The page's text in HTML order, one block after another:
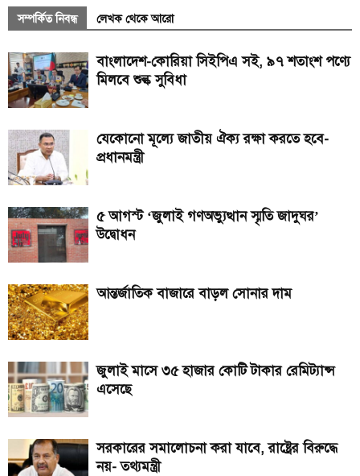
সম্পর্কিত নিবন্ধ লেখক থেকে আরো
বাংলাদেশ-কোরিয়া সিইপিএ সই, ৯৭ শতাংশ পণ্যে
মিলবে শুল্ক সুবিধা
যেকোনো মূল্যে জাতীয় ঐক্য রক্ষা করতে হবে-
প্রধানমন্ত্রী
৫ আগস্ট ‘জুলাই গণঅভ্যুত্থান স্মৃতি জাদুঘর’
উদ্বোধন
আন্তর্জাতিক বাজারে বাড়ল সোনার দাম
জুলাই মাসে ৩৫ হাজার কোটি টাকার রেমিট্যান্স
এসেছে
সরকারের সমালোচনা করা যাবে, রাষ্ট্রের বিরুদ্ধে
নয়- তথ্যমন্ত্রী